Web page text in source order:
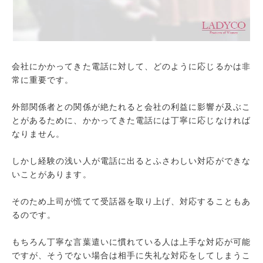
会社にかかってきた電話に対して、どのように応じるかは非
常に重要です。
外部関係者との関係が絶たれると会社の利益に影響が及ぶこ
とがあるために、かかってきた電話には丁寧に応じなければ
なりません。
しかし経験の浅い人が電話に出るとふさわしい対応ができな
いことがあります。
そのため上司が慌てて受話器を取り上げ、対応することもあ
るのです。
もちろん丁寧な言葉遣いに慣れている人は上手な対応が可能
ですが、そうでない場合は相手に失礼な対応をしてしまうこ